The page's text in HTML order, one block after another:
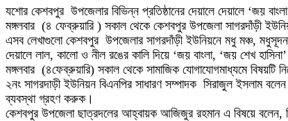
যশোর কেশবপুর উপজেলার বিভিন্ন প্রতিষ্ঠানের দেয়ালে দেয়ালে ‘জয়
মঙ্গলবার (৪ ফেব্রুয়ারি ) সকাল থেকে কেশবপুর উপজেলা সাগরদাঁড়ী
এসব লেখাগুলো কেশবপুর উপজেলার সাগরদাঁড়ী ইউনিয়নে মধু মঞ্চ, মধুসূদন
দেয়ালে লাল, কালো ও নীল রঙের কালি দিয়ে ‘জয় বাংলা, ‘জয় শেখ
মঙ্গলবার (৪ফেব্রুয়ারি) সকাল থেকে সামাজিক যোগাযোগমাধ্যমে
২নং সাগরদাড়ী ইউনিয়ন বিএনপির সাধারণ সম্পাদক সিরাজুল ইসলাম
ব্যবস্থা গ্রহণ করুক।
কেশবপুর উপজেলা ছাত্রদলের আহ্বায়ক আজিজুর রহমান এ বিষয়ে বলেন,